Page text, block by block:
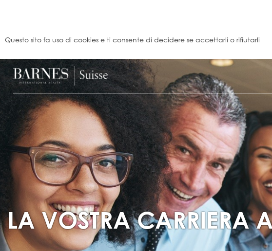
LA VOSTRA CARRIERA
Questo sito fa uso di cookies e ti consente di decidere se accettarli o rifiutarli